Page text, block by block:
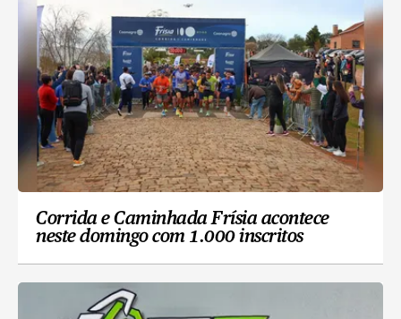
Corrida e Caminhada Frísia acontece
neste domingo com 1.000 inscritos